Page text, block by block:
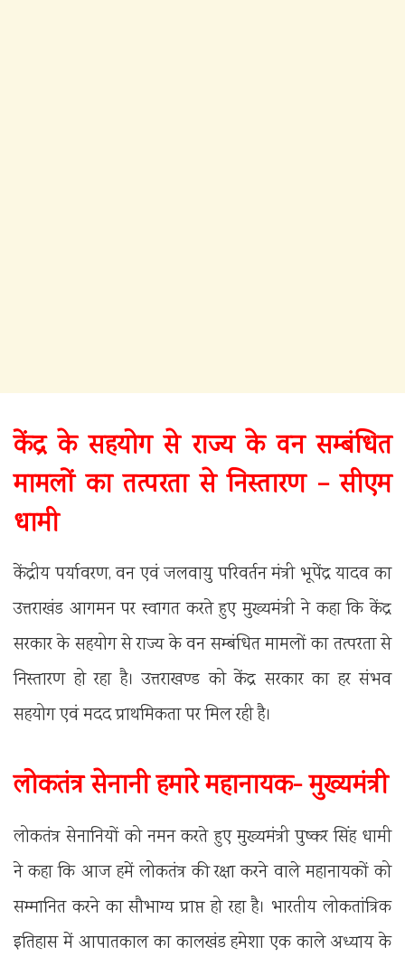
केंद्र के सहयोग से राज्य के वन सम्बंधित
मामलों का तत्परता से निस्तारण – सीएम
धामी
केंद्रीय पर्यावरण, वन एवं जलवायु परिवर्तन मंत्री भूपेंद्र यादव का
उत्तराखंड आगमन पर स्वागत करते हुए मुख्यमंत्री ने कहा कि केंद्र
सरकार के सहयोग से राज्य के वन सम्बंधित मामलों का तत्परता से
निस्तारण हो रहा है। उत्तराखण्ड को केंद्र सरकार का हर संभव
सहयोग एवं मदद प्राथमिकता पर मिल रही है।
लोकतंत्र सेनानी हमारे महानायक- मुख्यमंत्री
लोकतंत्र सेनानियों को नमन करते हुए मुख्यमंत्री पुष्कर सिंह धामी
ने कहा कि आज हमें लोकतंत्र की रक्षा करने वाले महानायकों को
सम्मानित करने का सौभाग्य प्राप्त हो रहा है। भारतीय लोकतांत्रिक
इतिहास में आपातकाल का कालखंड हमेशा एक काले अध्याय के